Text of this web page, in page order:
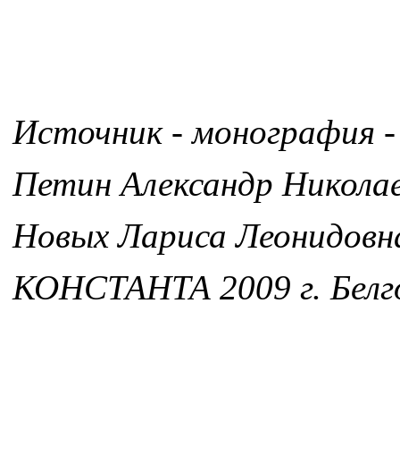
Источник - монография -
Петин Александр
Новых Лариса
КОНСТАНТА 2009 г.